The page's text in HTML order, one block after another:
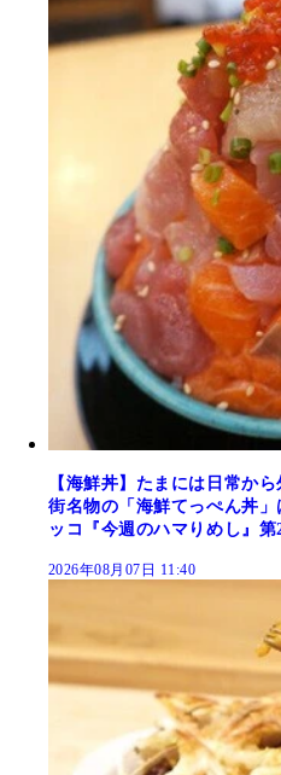
【海鮮丼】たまには日常か
街名物の「海鮮てっぺん丼
ッコ『今週のハマりめし』第
2026年08月07日 11:40